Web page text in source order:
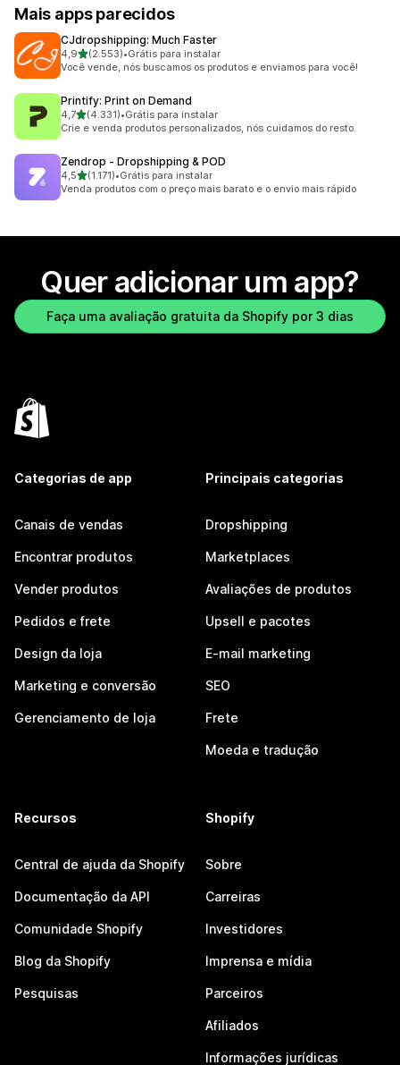
Mais apps parecidos
CJdropshipping: Much Faster
4,9de 5 estrelas
(2.553)
2553 avaliações ao todo
•Grátis para instalar
Você vende, nós buscamos os produtos e enviamos para você!
Printify: Print on Demand
4,7de 5 estrelas
(4.331)
4331 avaliações ao todo
•Grátis para instalar
Crie e venda produtos personalizados, nós cuidamos do resto.
Zendrop ‑ Dropshipping & POD
4,5de 5 estrelas
(1.171)
1171 avaliações ao todo
•Grátis para instalar
Venda produtos com o preço mais barato e o envio mais rápido
Quer adicionar um app?
Faça uma avaliação gratuita da Shopify por 3 dias
Categorias de app
Canais de vendas
Encontrar produtos
Vender produtos
Pedidos e frete
Design da loja
Marketing e conversão
Gerenciamento de loja
Principais categorias
Dropshipping
Marketplaces
Avaliações de produtos
Upsell e pacotes
E-mail marketing
SEO
Frete
Moeda e tradução
Recursos
Central de ajuda da Shopify
Documentação da API
Comunidade Shopify
Blog da Shopify
Pesquisas
Shopify
Sobre
Carreiras
Investidores
Imprensa e mídia
Parceiros
Afiliados
Informações jurídicas